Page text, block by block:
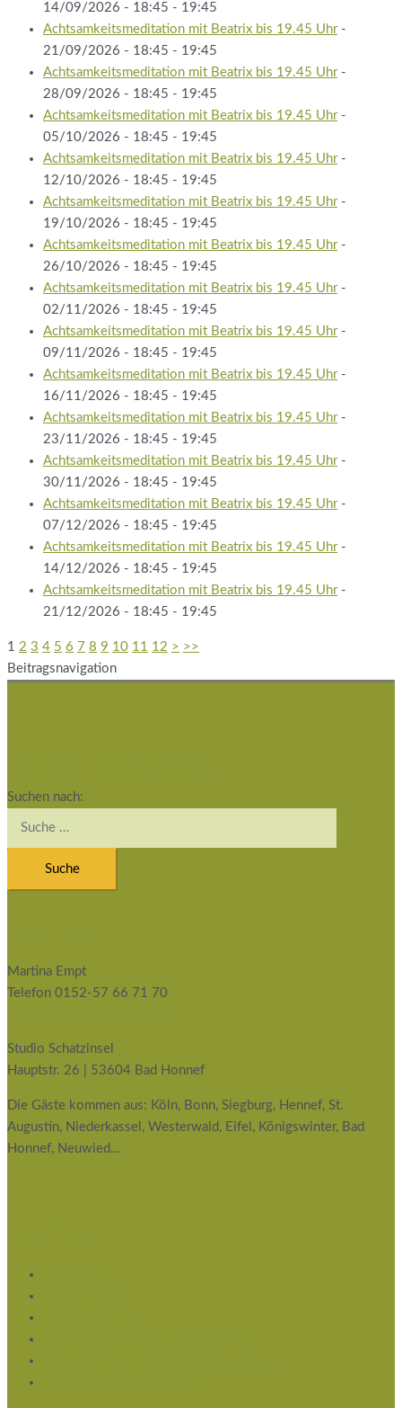
14/09/2026 - 18:45 - 19:45
Achtsamkeitsmeditation mit Beatrix bis 19.45 Uhr-
21/09/2026 - 18:45 - 19:45
Achtsamkeitsmeditation mit Beatrix bis 19.45 Uhr-
28/09/2026 - 18:45 - 19:45
Achtsamkeitsmeditation mit Beatrix bis 19.45 Uhr-
05/10/2026 - 18:45 - 19:45
Achtsamkeitsmeditation mit Beatrix bis 19.45 Uhr-
12/10/2026 - 18:45 - 19:45
Achtsamkeitsmeditation mit Beatrix bis 19.45 Uhr-
19/10/2026 - 18:45 - 19:45
Achtsamkeitsmeditation mit Beatrix bis 19.45 Uhr-
26/10/2026 - 18:45 - 19:45
Achtsamkeitsmeditation mit Beatrix bis 19.45 Uhr-
02/11/2026 - 18:45 - 19:45
Achtsamkeitsmeditation mit Beatrix bis 19.45 Uhr-
09/11/2026 - 18:45 - 19:45
Achtsamkeitsmeditation mit Beatrix bis 19.45 Uhr-
16/11/2026 - 18:45 - 19:45
Achtsamkeitsmeditation mit Beatrix bis 19.45 Uhr-
23/11/2026 - 18:45 - 19:45
Achtsamkeitsmeditation mit Beatrix bis 19.45 Uhr-
30/11/2026 - 18:45 - 19:45
Achtsamkeitsmeditation mit Beatrix bis 19.45 Uhr-
07/12/2026 - 18:45 - 19:45
Achtsamkeitsmeditation mit Beatrix bis 19.45 Uhr-
14/12/2026 - 18:45 - 19:45
Achtsamkeitsmeditation mit Beatrix bis 19.45 Uhr-
21/12/2026 - 18:45 - 19:45
1 2 3 4 5 6 7 8 9 10 11 12 > >>
Beitragsnavigation
Suchen nach:
Martina Empt
Telefon 0152-57 66 71 70
Studio Schatzinsel
Hauptstr. 26 | 53604 Bad Honnef
Die Gäste kommen aus: Köln, Bonn, Siegburg, Hennef, St.
Augustin, Niederkassel, Westerwald, Eifel, Königswinter, Bad
Honnef, Neuwied…